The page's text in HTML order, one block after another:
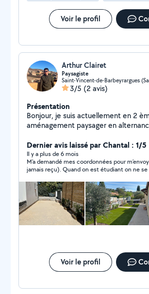
Voir le profil
Arthur Clairet
Paysagiste
3/5 (2 avis)
Présentation
Bonjour, je suis actuellement en 2
aménagement paysager en
alentours pour compléter mes fins
week-ends ( entretient de jardin, petit élagage et
création de jardin )
Dernier avis laissé par Chantal : 1/5
Il y a plus de 6 mois
M’a demandé mes coordonnées pour
jamais reçu). Quand on est étudiant on ne se
Voir le profil